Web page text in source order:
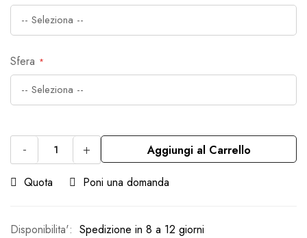
Sfera
- + Aggiungi al Carrello
Quota Poni una domanda
Spedizione in 8 a 12 giorni